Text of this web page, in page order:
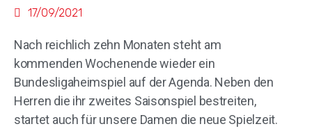
17/09/2021
Nach reichlich zehn Monaten steht am
kommenden Wochenende wieder ein
Bundesligaheimspiel auf der Agenda. Neben den
Herren die ihr zweites Saisonspiel bestreiten,
startet auch für unsere Damen die neue Spielzeit.